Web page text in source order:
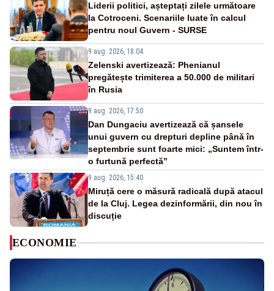
Liderii politici, așteptați zilele următoare
la Cotroceni. Scenariile luate în calcul
pentru noul Guvern - SURSE
9 aug. 2026, 18:04
Zelenski avertizează: Phenianul
pregătește trimiterea a 50.000 de militari
în Rusia
9 aug. 2026, 17:50
Dan Dungaciu avertizează că șansele
unui guvern cu drepturi depline până în
septembrie sunt foarte mici: „Suntem într-
o furtună perfectă”
9 aug. 2026, 15:40
Miruță cere o măsură radicală după atacul
de la Cluj. Legea dezinformării, din nou în
discuție
ECONOMIE